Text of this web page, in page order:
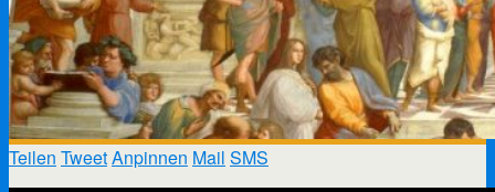
Teilen TweetAnpinnen Mail SMS